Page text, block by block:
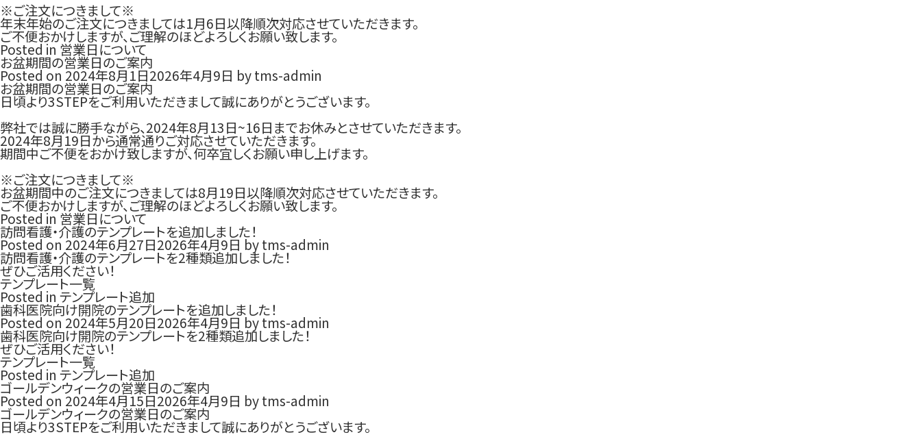
※ご注文につきまして※
年末年始のご注文につきましては1月6日以降順次対応させていただきます。
ご不便おかけしますが、ご理解のほどよろしくお願い致します。
Posted in 営業日について
お盆期間の営業日のご案内
Posted on 2024年8月1日2026年4月9日 bytms-admin
お盆期間の営業日のご案内
日頃より3STEPをご利用いただきまして誠にありがとうございます。
弊社では誠に勝手ながら、2024年8月13日~16日までお休みとさせていただきます。
2024年8月19日から通常通りご対応させていただきます。
期間中ご不便をおかけ致しますが、何卒宜しくお願い申し上げます。
※ご注文につきまして※
お盆期間中のご注文につきましては8月19日以降順次対応させていただきます。
ご不便おかけしますが、ご理解のほどよろしくお願い致します。
Posted in 営業日について
訪問看護・介護のテンプレートを追加しました！
Posted on 2024年6月27日2026年4月9日 bytms-admin
訪問看護・介護のテンプレートを2種類追加しました！
ぜひご活用ください！
テンプレート一覧
Posted in テンプレート追加
歯科医院向け開院のテンプレートを追加しました！
Posted on2024年5月20日2026年4月9日 bytms-admin
歯科医院向け開院のテンプレートを2種類追加しました！
ぜひご活用ください！
テンプレート一覧
Posted in テンプレート追加
ゴールデンウィークの営業日のご案内
Posted on 2024年4月15日2026年4月9日 bytms-admin
ゴールデンウィークの営業日のご案内
日頃より3STEPをご利用いただきまして誠にありがとうございます。